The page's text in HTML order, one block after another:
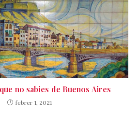
no sabies de Buenos Aires
febrer 1, 2021